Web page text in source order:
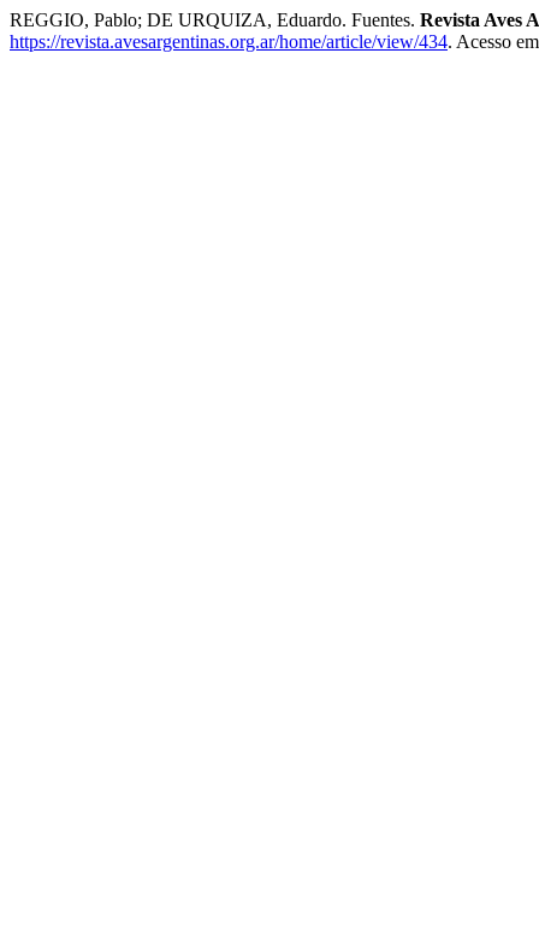
REGGIO, Pablo; DE URQUIZA, Eduardo. Fuentes. Revista Aves
https://revista.avesargentinas.org.ar/home/article/view/434. Acesso